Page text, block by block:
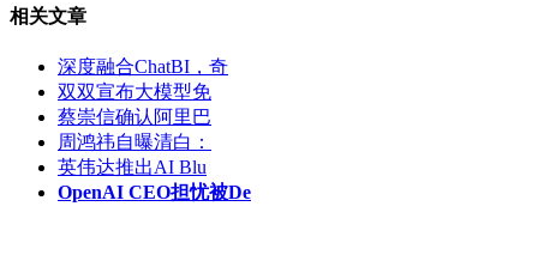
相关文章
深度融合ChatBI，奇
双双宣布大模型免
蔡崇信确认阿里巴
周鸿祎自曝清白：
英伟达推出AI Blu
OpenAI CEO担忧被De